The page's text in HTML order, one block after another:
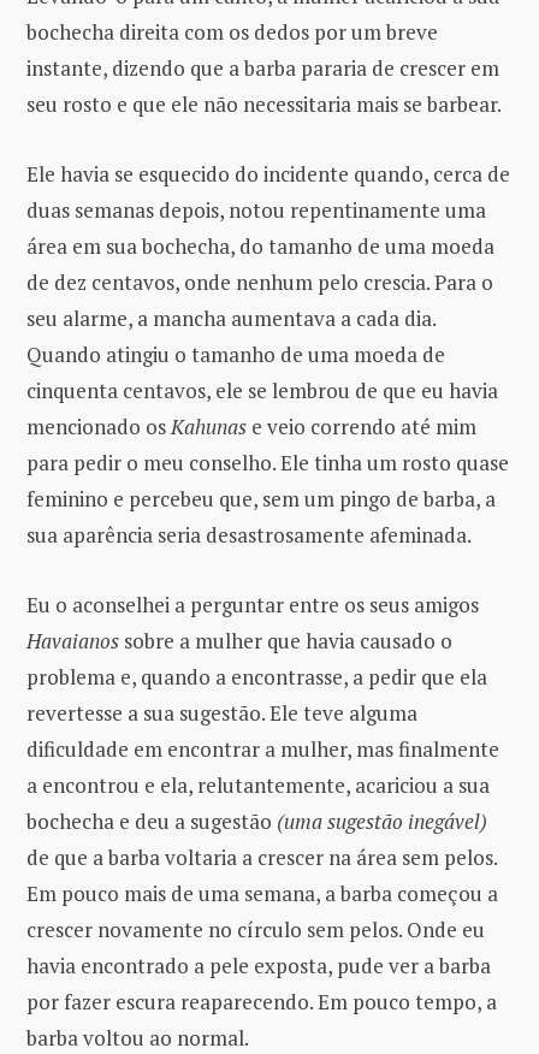
bochecha direita com os dedos por um breve
instante, dizendo que a barba pararia de crescer em
seu rosto e que ele não necessitaria mais se barbear.
Ele havia se esquecido do incidente quando, cerca de
duas semanas depois, notou repentinamente uma
área em sua bochecha, do tamanho de uma moeda
de dez centavos, onde nenhum pelo crescia. Para o
seu alarme, a mancha aumentava a cada dia.
Quando atingiu o tamanho de uma moeda de
cinquenta centavos, ele se lembrou de que eu havia
mencionado osKahunas e veio correndo até mim
para pedir o meu conselho. Ele tinha um rosto quase
feminino e percebeu que, sem um pingo de barba, a
sua aparência seria desastrosamente afeminada.
Eu o aconselhei a perguntar entre os seus amigos
Havaianos sobre a mulher que havia causado o
problema e, quando a encontrasse, a pedir que ela
revertesse a sua sugestão. Ele teve alguma
dificuldade em encontrar a mulher, mas finalmente
a encontrou e ela, relutantemente, acariciou a sua
bochecha e deu a sugestão (uma sugestão inegável)
de que a barba voltaria a crescer na área sem pelos.
Em pouco mais de uma semana, a barba começou a
crescer novamente no círculo sem pelos. Onde eu
havia encontrado a pele exposta, pude ver a barba
por fazer escura reaparecendo. Em pouco tempo, a
barba voltou ao normal.